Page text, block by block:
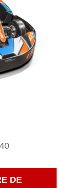
DE